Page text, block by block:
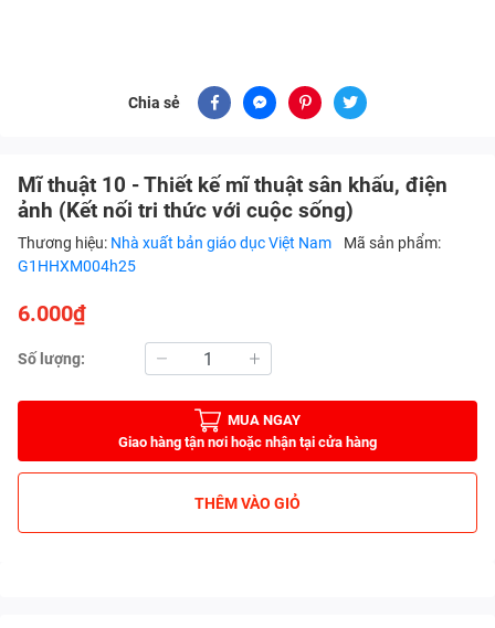
Chia sẻ
Mĩ thuật 10 - Thiết kế mĩ thuật sân khấu, điện
ảnh (Kết nối tri thức với cuộc sống)
Thương hiệu: Nhà xuất bản giáo dục Việt Nam
Mã sản phẩm:
G1HHXM004h25
6.000₫
Số lượng:
MUA NGAY
Giao hàng tận nơi hoặc nhận tại cửa hàng
THÊM VÀO GIỎ